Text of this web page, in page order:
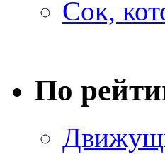
Сок,
По